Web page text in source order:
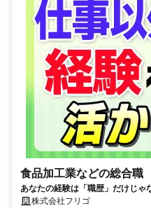
食品加工業などの総合職
あなたの経験は「職歴」だけじゃ
株式会社フリゴ